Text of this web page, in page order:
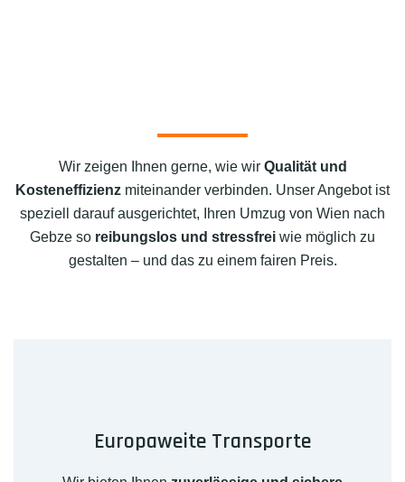
Wir zeigen Ihnen gerne, wie wir Qualität und
Kosteneffizienz miteinander verbinden. Unser Angebot ist
speziell darauf ausgerichtet, Ihren Umzug von Wien nach
Gebze so reibungslos und stressfrei wie möglich zu
gestalten – und das zu einem fairen Preis.
Europaweite Transporte